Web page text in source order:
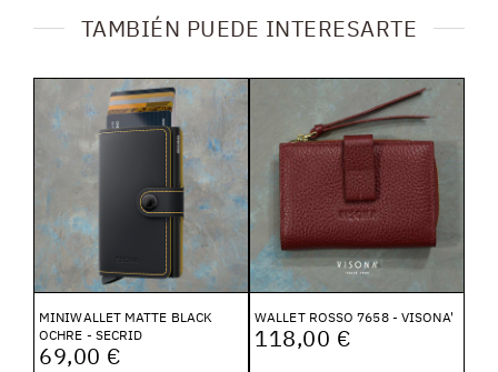
TAMBIÉN PUEDE INTERESARTE
MINIWALLET MATTE BLACK
OCHRE - SECRID
69,00 €
WALLET ROSSO 7658 - VISONA'
118,00 €